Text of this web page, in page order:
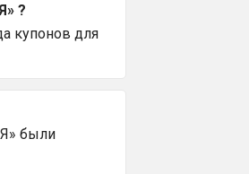
?
купонов для
были